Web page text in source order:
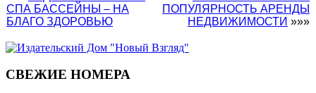
СПА БАССЕЙНЫ – НА
БЛАГО ЗДОРОВЬЮ
ПОПУЛЯРНОСТЬ АРЕНДЫ
НЕДВИЖИМОСТИ »»»
СВЕЖИЕ НОМЕРА